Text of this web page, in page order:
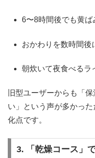
6〜8時間後でも黄
おかわりを数時間後
朝炊いて夜食べるラ
旧型ユーザーからも「
い」という声が多かっ
化点です。
3. 「乾燥コース」